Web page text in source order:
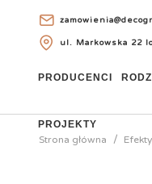
ul. Markowska 22
PRODUCENCI
PROJEKTY
Strona główna